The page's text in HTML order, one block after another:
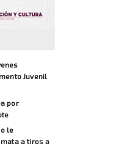
Juvenil
por
le
a tiros a